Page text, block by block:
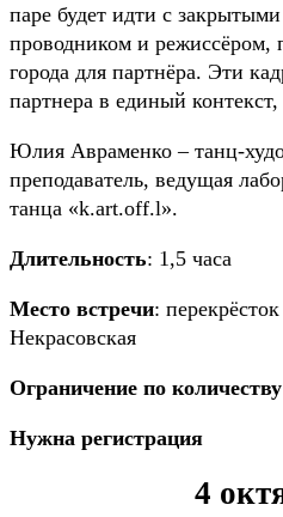
паре будет идти с
проводником и
города для партнёра. Эти
партнера в единый
Юлия Авраменко – танц-
преподаватель, ведущая
танца «k.art.off.l».
Длительность: 1,5 часа
Место встречи:
Некрасовская
Ограничение по
Нужна регистрация
4